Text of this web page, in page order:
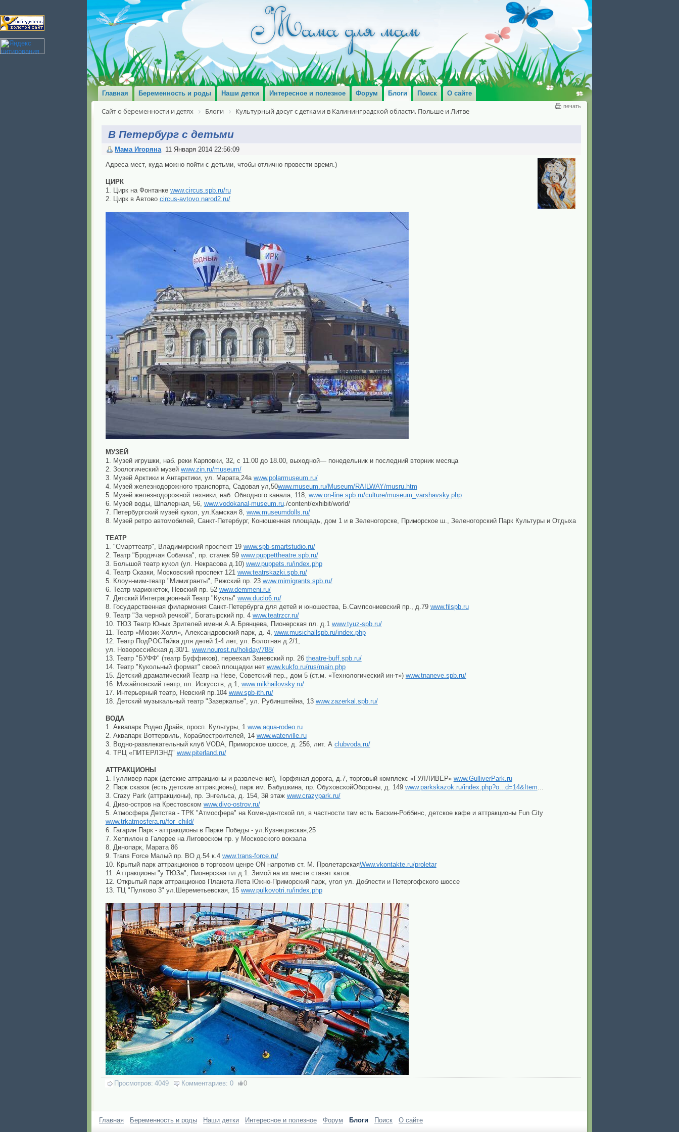
Главная Беременность и роды Наши детки Интересное и полезное Форум Блоги Поиск О сайте
печать
Сайт о беременности и детях Блоги Культурный досуг с детками в Калининградской области, Польше и Литве
В Петербург с детьми
Мама Игоряна 11 Января 2014 22:56:09
Адреса мест, куда можно пойти с детьми, чтобы отлично провести время.)
ЦИРК
1. Цирк на Фонтанке www.circus.spb.ru/ru
2. Цирк в Автово circus-avtovo.narod2.ru/
МУЗЕЙ
1. Музей игрушки, наб. реки Карповки, 32, с 11.00 до 18.00, выходной— понедельник и последний вторник месяца
2. Зоологический музей www.zin.ru/museum/
3. Музей Арктики и Антарктики, ул. Марата,24а www.polarmuseum.ru/
4. Музей железнодорожного транспорта, Садовая ул,50www.museum.ru/Museum/RAILWAY/musru.htm
5. Музей железнодорожной техники, наб. Обводного канала, 118, www.on-line.spb.ru/culture/museum_varshavsky.php
6. Музей воды, Шпалерная, 56, www.vodokanal-museum.ru./content/exhibit/world/
7. Петербургский музей кукол, ул.Камская 8, www.museumdolls.ru/
8. Музей ретро автомобилей, Санкт-Петербург, Конюшенная площадь, дом 1 и в Зеленогорске, Приморское ш., Зеленогорский Парк Культуры и Отдыха
ТЕАТР
1. "Смарттеатр", Владимирский проспект 19 www.spb-smartstudio.ru/
2. Театр "Бродячая Собачка", пр. стачек 59 www.puppettheatre.spb.ru/
3. Большой театр кукол (ул. Некрасова д.10) www.puppets.ru/index.php
4. Театр Сказки, Московский проспект 121 www.teatrskazki.spb.ru/
5. Клоун-мим-театр "Мимигранты", Рижский пр. 23 www.mimigrants.spb.ru/
6. Театр марионеток, Невский пр. 52 www.demmeni.ru/
7. Детский Интеграционный Театр "Куклы" www.duclo6.ru/
8. Государственная филармония Санкт-Петербурга для детей и юношества, Б.Сампсониевский пр., д.79 www.filspb.ru
9. Театр "За черной речкой", Богатырский пр. 4 www.teatrzcr.ru/
10. ТЮЗ Театр Юных Зрителей имени А.А.Брянцева, Пионерская пл. д.1 www.tyuz-spb.ru/
11. Театр «Мюзик-Холл», Александровский парк, д. 4, www.musichallspb.ru/index.php
12. Театр ПодРОСТайка для детей 1-4 лет, ул. Болотная д.2/1,
ул. Новороссийская д.30/1. www.nourost.ru/holiday/788/
13. Театр "БУФФ" (театр Буффиков), переехал Заневский пр. 26 theatre-buff.spb.ru/
14. Театр "Кукольный формат" своей площадки нет www.kukfo.ru/rus/main.php
15. Детский драматический Театр на Неве, Советский пер., дом 5 (ст.м. «Технологический ин-т») www.tnaneve.spb.ru/
16. Михайловский театр, пл. Искусств, д.1, www.mikhailovsky.ru/
17. Интерьерный театр, Невский пр.104 www.spb-ith.ru/
18. Детский музыкальный театр "Зазеркалье", ул. Рубинштейна, 13 www.zazerkal.spb.ru/
ВОДА
1. Аквапарк Родео Драйв, просп. Культуры, 1 www.aqua-rodeo.ru
2. Аквапарк Воттервиль, Кораблестроителей, 14 www.waterville.ru
3. Водно-развлекательный клуб VODA, Приморское шоссе, д. 256, лит. А clubvoda.ru/
4. ТРЦ «ПИТЕРЛЭНД" www.piterland.ru/
АТТРАКЦИОНЫ
1. Гулливер-парк (детские аттракционы и развлечения), Торфяная дорога, д.7, торговый комплекс «ГУЛЛИВЕР» www.GulliverPark.ru
2. Парк сказок (есть детские аттракционы), парк им. Бабушкина, пр. ОбуховскойОбороны, д. 149 www.parkskazok.ru/index.php?o...d=14&Item
3. Crazy Park (аттракционы), пр. Энгельса, д. 154, 3й этаж www.crazypark.ru/
4. Диво-остров на Крестовском www.divo-ostrov.ru/
5. Атмосфера Детства - ТРК "Атмосфера" на Комендантской пл, в частности там есть Баскин-Роббинс, детское кафе и аттракционы Fun City
www.trkatmosfera.ru/for_child/
6. Гагарин Парк - аттракционы в Парке Победы - ул.Кузнецовская,25
7. Хеппилон в Галерее на Лиговоском пр. у Московского вокзала
8. Динопарк, Марата 86
9. Trans Force Малый пр. ВО д.54 к.4 www.trans-force.ru/
10. Крытый парк аттракционов в торговом ценре ON напротив ст. М. ПролетарскаяWww.vkontakte.ru/proletar
11. Аттракционы "у ТЮЗа", Пионерская пл.д.1. Зимой на их месте ставят каток.
12. Открытый парк аттракционов Планета Лета Южно-Приморский парк, угол ул. Доблести и Петергофского шоссе
13. ТЦ "Пулково 3" ул.Шереметьевская, 15 www.pulkovotri.ru/index.php
Просмотров: 4049 Комментариев: 0 0
Главная Беременность и роды Наши детки Интересное и полезное Форум Блоги Поиск О сайте